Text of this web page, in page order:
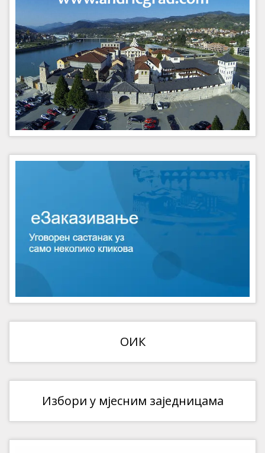
ОИК
Избори у мјесним заједницама